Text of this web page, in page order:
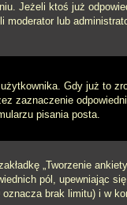
Jeżeli ktoś już
lub
Gdy już to
zaznaczenie
pisania posta.
„Tworzenie
pól,
brak limitu) i w